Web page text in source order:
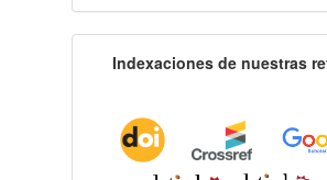
Indexaciones de nuestras